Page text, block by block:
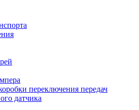
переключения передач
датчика